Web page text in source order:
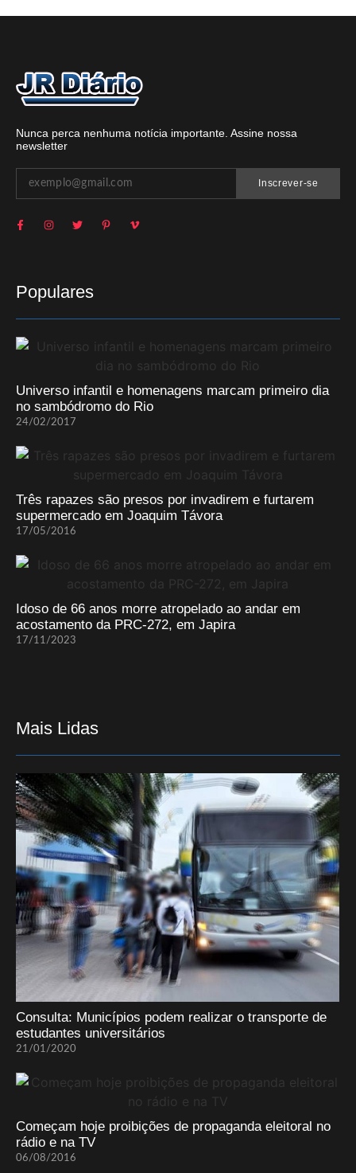
Nunca perca nenhuma notícia importante. Assine nossa
newsletter
Inscrever-se
Populares
Universo infantil e homenagens marcam primeiro dia
no sambódromo do Rio
24/02/2017
Três rapazes são presos por invadirem e furtarem
supermercado em Joaquim Távora
17/05/2016
Idoso de 66 anos morre atropelado ao andar em
acostamento da PRC-272, em Japira
17/11/2023
Mais Lidas
Consulta: Municípios podem realizar o transporte de
estudantes universitários
21/01/2020
Começam hoje proibições de propaganda eleitoral no
rádio e na TV
06/08/2016